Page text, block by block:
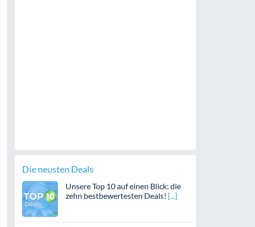
Die neusten Deals
Unsere Top 10 auf einen Blick: die
zehn bestbewertesten Deals!